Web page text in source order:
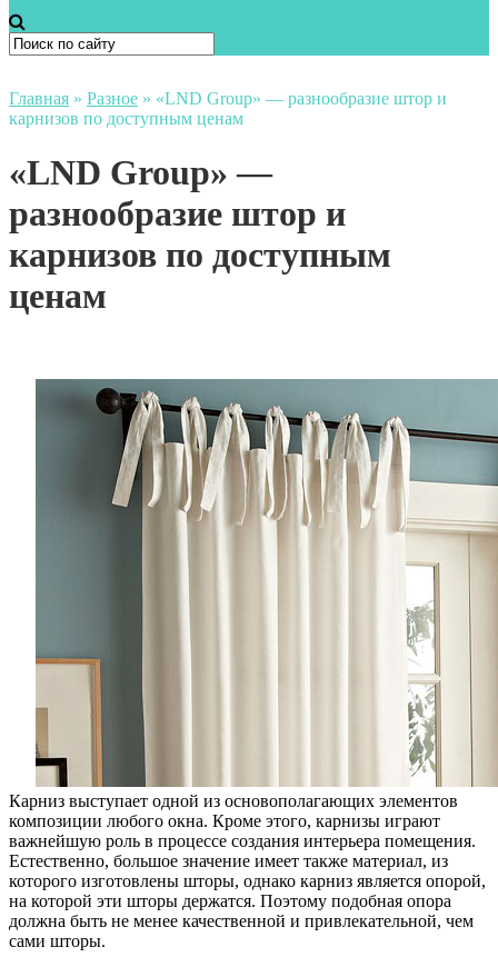
Главная » Разное » «LND Group» — разнообразие штор и
карнизов по доступным ценам
«LND Group» —
разнообразие штор и
карнизов по доступным
ценам
Карниз выступает одной из основополагающих элементов
композиции любого окна. Кроме этого, карнизы играют
важнейшую роль в процессе создания интерьера помещения.
Естественно, большое значение имеет также материал, из
которого изготовлены шторы, однако карниз является опорой,
на которой эти шторы держатся. Поэтому подобная опора
должна быть не менее качественной и привлекательной, чем
сами шторы.